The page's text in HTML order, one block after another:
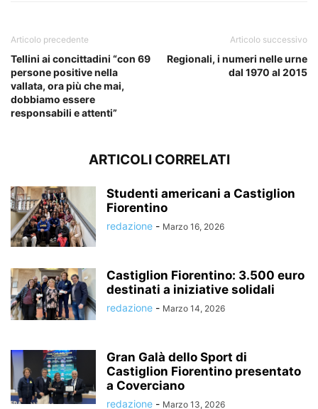
Articolo precedente
Tellini ai concittadini “con 69
persone positive nella
vallata, ora più che mai,
dobbiamo essere
responsabili e attenti”
Articolo successivo
Regionali, i numeri nelle urne
dal 1970 al 2015
ARTICOLI CORRELATI
Studenti americani a Castiglion
Fiorentino
redazione - Marzo 16, 2026
Castiglion Fiorentino: 3.500 euro
destinati a iniziative solidali
redazione - Marzo 14, 2026
Gran Galà dello Sport di
Castiglion Fiorentino presentato
a Coverciano
redazione - Marzo 13, 2026